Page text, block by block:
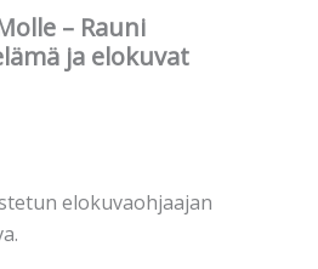
– Rauni
ja elokuvat
elokuvaohjaajan